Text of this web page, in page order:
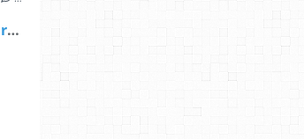
Armanet - Sanson - Une Nuit sur ton Epaule